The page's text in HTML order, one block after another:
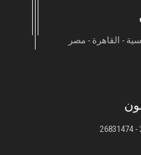
- القاهرة - مصر